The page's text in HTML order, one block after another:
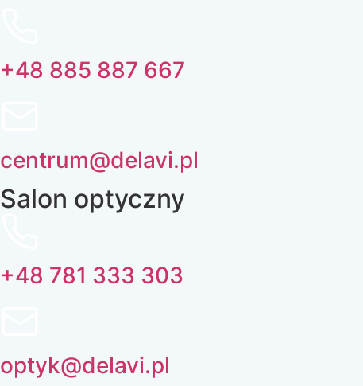
+48 885 887 667
centrum@delavi.pl
Salon optyczny
+48 781 333 303
optyk@delavi.pl